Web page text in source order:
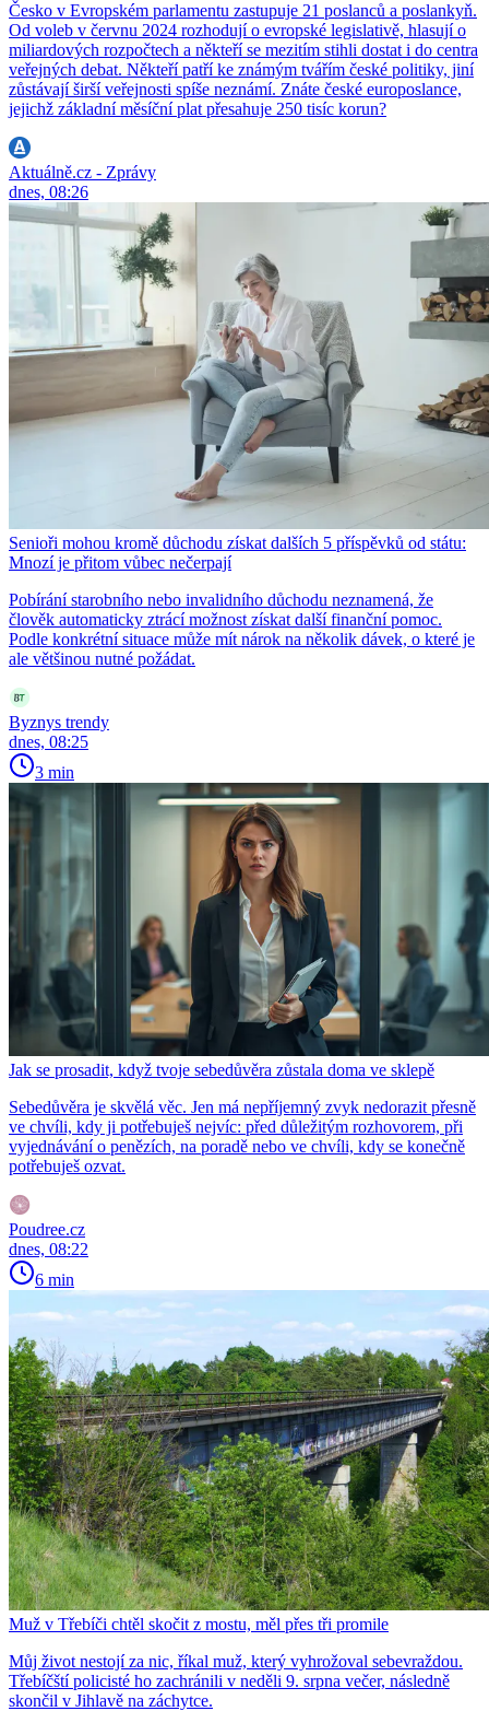
Česko v Evropském parlamentu zastupuje 21 poslanců a poslankyň.
Od voleb v červnu 2024 rozhodují o evropské legislativě, hlasují o
miliardových rozpočtech a někteří se mezitím stihli dostat i do centra
veřejných debat. Někteří patří ke známým tvářím české politiky, jiní
zůstávají širší veřejnosti spíše neznámí. Znáte české europoslance,
jejichž základní měsíční plat přesahuje 250 tisíc korun?
Aktuálně.cz - Zprávy
dnes, 08:26
Senioři mohou kromě důchodu získat dalších 5 příspěvků od státu:
Mnozí je přitom vůbec nečerpají
Pobírání starobního nebo invalidního důchodu neznamená, že
člověk automaticky ztrácí možnost získat další finanční pomoc.
Podle konkrétní situace může mít nárok na několik dávek, o které je
ale většinou nutné požádat.
Byznys trendy
dnes, 08:25
3 min
Jak se prosadit, když tvoje sebedůvěra zůstala doma ve sklepě
Sebedůvěra je skvělá věc. Jen má nepříjemný zvyk nedorazit přesně
ve chvíli, kdy ji potřebuješ nejvíc: před důležitým rozhovorem, při
vyjednávání o penězích, na poradě nebo ve chvíli, kdy se konečně
potřebuješ ozvat.
Poudree.cz
dnes, 08:22
6 min
Muž v Třebíči chtěl skočit z mostu, měl přes tři promile
Můj život nestojí za nic, říkal muž, který vyhrožoval sebevraždou.
Třebíčští policisté ho zachránili v neděli 9. srpna večer, následně
skončil v Jihlavě na záchytce.